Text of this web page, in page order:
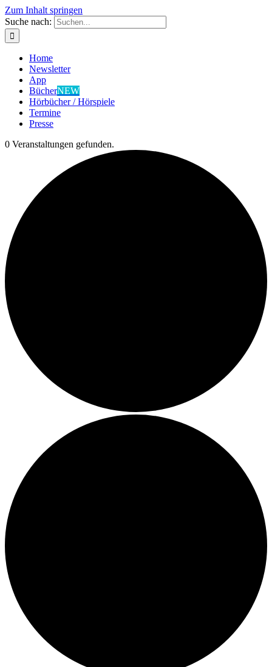
Zum Inhalt springen
Suche nach:
Home
Newsletter
App
BücherNEW
Hörbücher / Hörspiele
Termine
Presse
0 Veranstaltungen gefunden.